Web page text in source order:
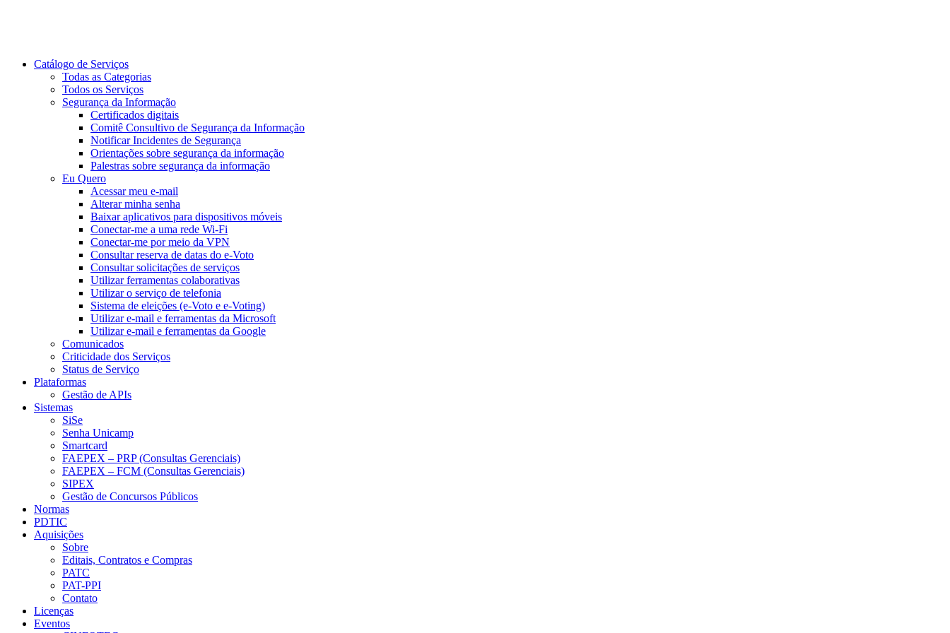
Catálogo de Serviços
Todas as Categorias
Todos os Serviços
Segurança da Informação
Certificados digitais
Comitê Consultivo de Segurança da Informação
Notificar Incidentes de Segurança
Orientações sobre segurança da informação
Palestras sobre segurança da informação
Eu Quero
Acessar meu e-mail
Alterar minha senha
Baixar aplicativos para dispositivos móveis
Conectar-me a uma rede Wi-Fi
Conectar-me por meio da VPN
Consultar reserva de datas do e-Voto
Consultar solicitações de serviços
Utilizar ferramentas colaborativas
Utilizar o serviço de telefonia
Sistema de eleições (e-Voto e e-Voting)
Utilizar e-mail e ferramentas da Microsoft
Utilizar e-mail e ferramentas da Google
Comunicados
Criticidade dos Serviços
Status de Serviço
Plataformas
Gestão de APIs
Sistemas
SiSe
Senha Unicamp
Smartcard
FAEPEX – PRP (Consultas Gerenciais)
FAEPEX – FCM (Consultas Gerenciais)
SIPEX
Gestão de Concursos Públicos
Normas
PDTIC
Aquisições
Sobre
Editais, Contratos e Compras
PATC
PAT-PPI
Contato
Licenças
Eventos